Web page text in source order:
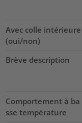
Avec colle intérieure
(oui/non)
Brève description
Comportement à ba
sse température